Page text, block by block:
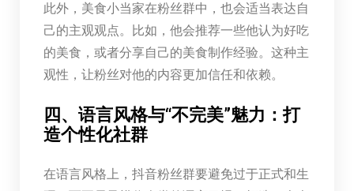
此外，美食小当家在粉丝群中，也会适当表达自
己的主观观点。比如，他会推荐一些他认为好吃
的美食，或者分享自己的美食制作经验。这种主
观性，让粉丝对他的内容更加信任和依赖。
四、语言风格与“不完美”魅力：打
造个性化社群
在语言风格上，抖音粉丝群要避免过于正式和生